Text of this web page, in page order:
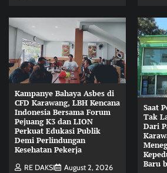
Kampanye Bahaya Asbes di
CFD Karawang, LBH Kencana
Indonesia Bersama Forum
Pejuang K3 dan LION
Perkuat Edukasi Publik
Demi Perlindungan
Kesehatan Pekerja
RE DAKSI
August 2, 2026
Saat
Tak
Dari
Baru